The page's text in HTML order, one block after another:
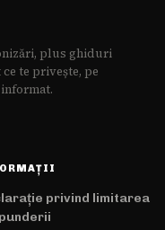
plus ghiduri
te privește, pe
privind limitarea